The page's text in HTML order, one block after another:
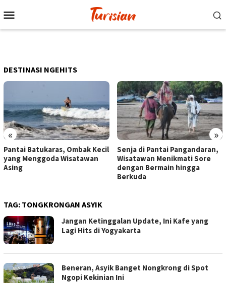
ke
Mobile
DESTINASI NGEHITS
« »
Pantai Batukaras, Ombak Kecil
yang Menggoda Wisatawan
Asing
Senja di Pantai Pangandaran,
Wisatawan Menikmati Sore
dengan Bermain hingga
Berkuda
TAG: TONGKRONGAN ASYIK
Jangan Ketinggalan Update, Ini Kafe yang
Lagi Hits di Yogyakarta
Beneran, Asyik Banget Nongkrong di Spot
Ngopi Kekinian Ini